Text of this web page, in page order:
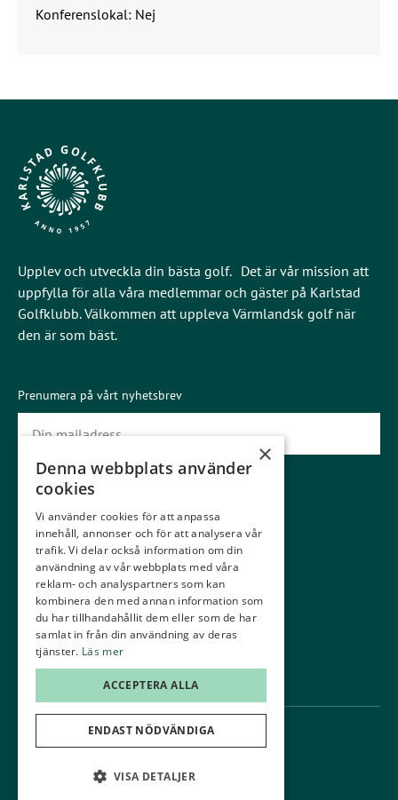
Konferenslokal: Nej
Upplev och utveckla din bästa golf. Det är vår mission att
uppfylla för alla våra medlemmar och gäster på Karlstad
Golfklubb. Välkommen att uppleva Värmlandsk golf när
den är som bäst.
Gäster
Gästinfo
Våra banor
Ställplatser
Greenfee
Konferens
Medlemmar
Boka starttid
Kommittéer
Träna
Junior
Kontakt
Prenumera på vårt nyhetsbrev
Prenumerera
©Karlstad GK
Administration GDPR
×
Denna webbplats använder
cookies
Vi använder cookies för att anpassa
innehåll, annonser och för att analysera vår
trafik. Vi delar också information om din
användning av vår webbplats med våra
reklam- och analyspartners som kan
kombinera den med annan information som
du har tillhandahållit dem eller som de har
samlat in från din användning av deras
tjänster. Läs mer
ACCEPTERA ALLA
ENDAST NÖDVÄNDIGA
VISA DETALJER